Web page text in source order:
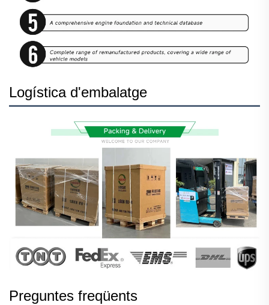
Logística d'embalatge
Preguntes freqüents